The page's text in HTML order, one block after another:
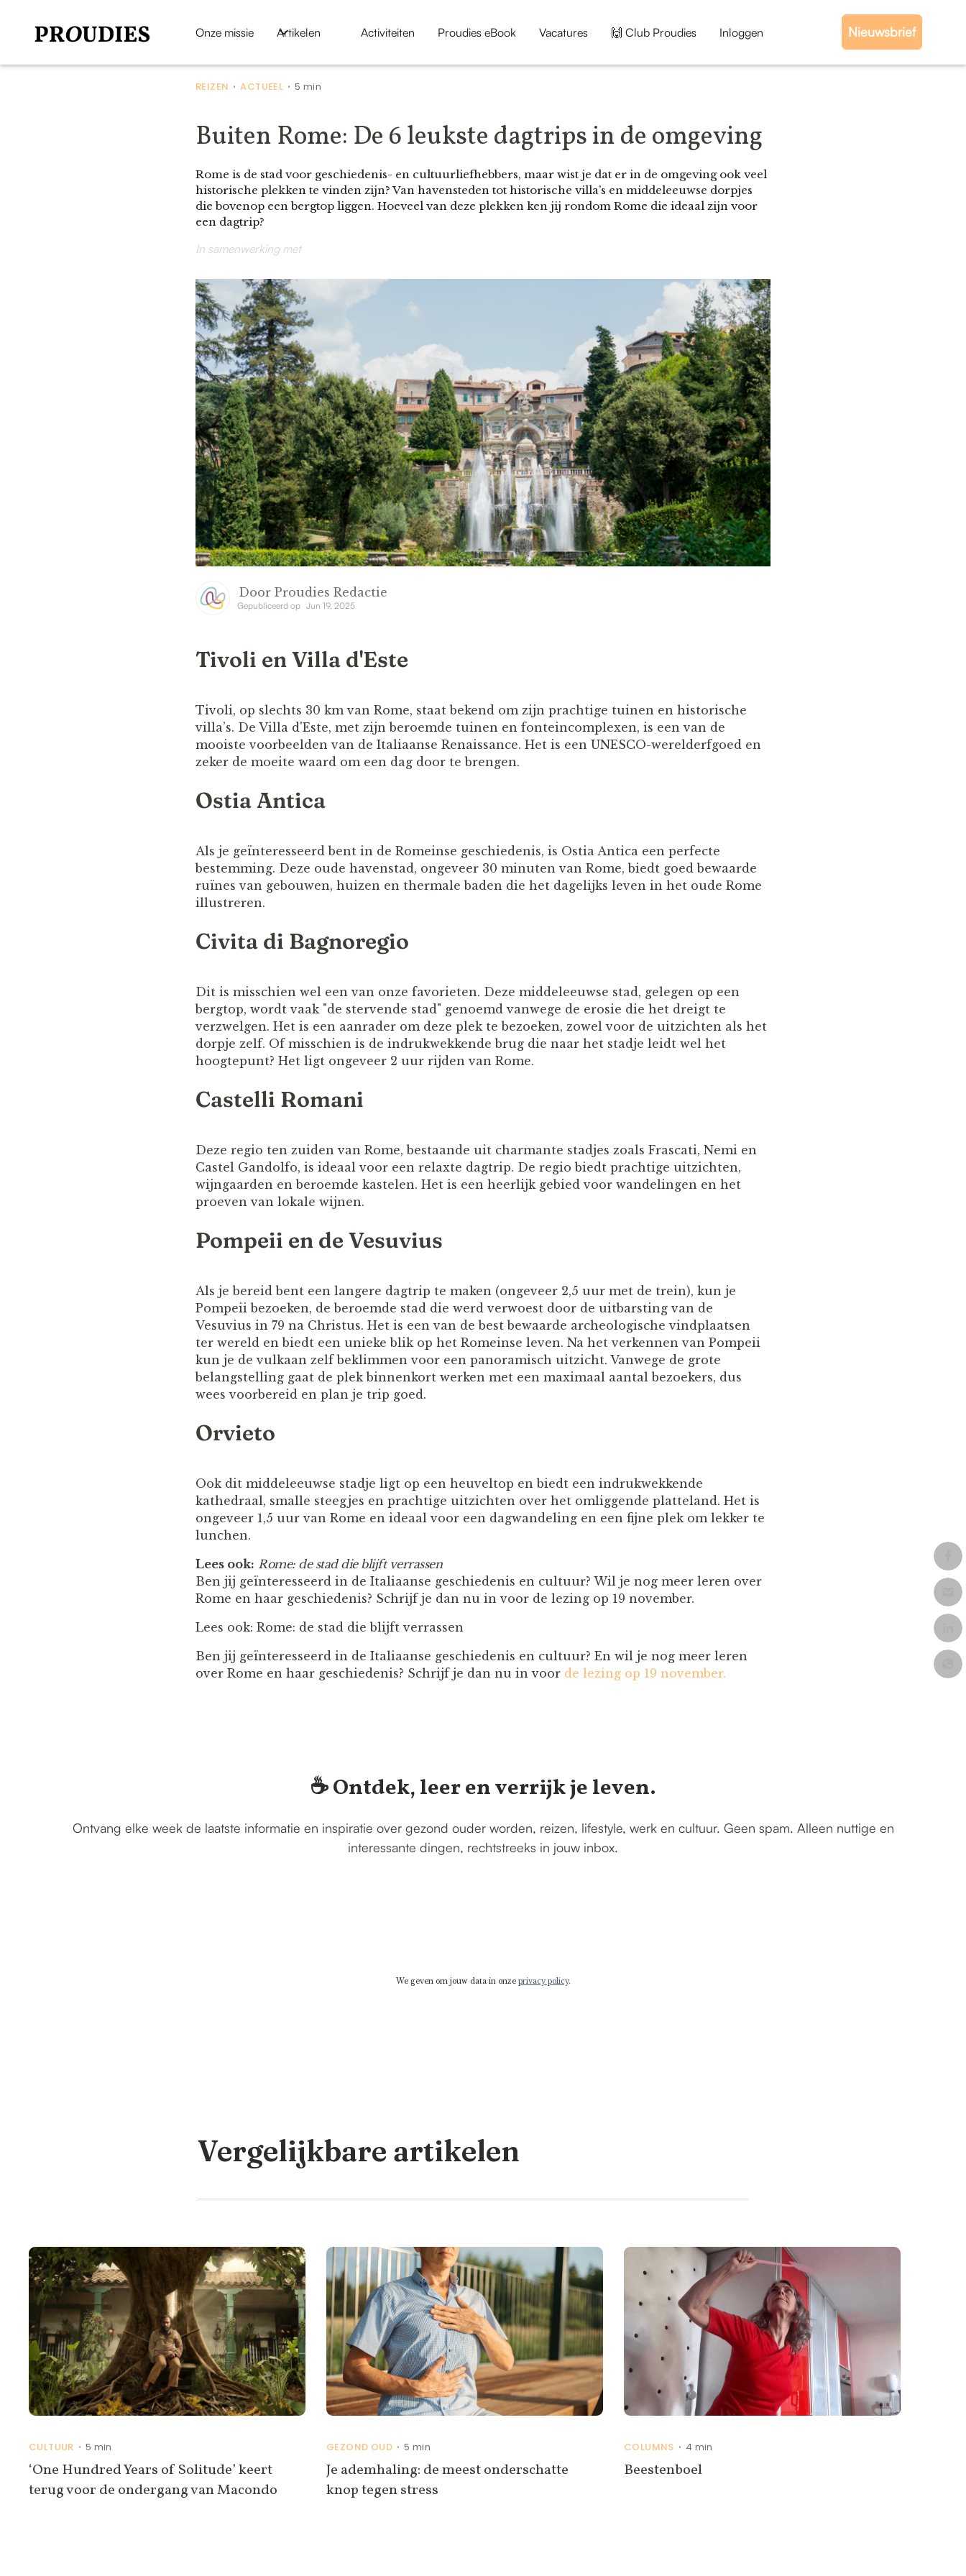
Onze missie Artikelen Activiteiten Proudies eBook Vacatures 🙌 Club Proudies Inloggen Nieuwsbrief
REIZEN •ACTUEEL •5 min
Buiten Rome: De 6 leukste dagtrips in de omgeving
Rome is de stad voor geschiedenis- en cultuurliefhebbers, maar wist je dat er in de omgeving ook veel
historische plekken te vinden zijn? Van havensteden tot historische villa’s en middeleeuwse dorpjes
die bovenop een bergtop liggen. Hoeveel van deze plekken ken jij rondom Rome die ideaal zijn voor
een dagtrip?
In samenwerking met
Door Proudies Redactie
Gepubliceerd op Jun 19, 2025
Tivoli en Villa d'Este
Tivoli, op slechts 30 km van Rome, staat bekend om zijn prachtige tuinen en historische
villa’s. De Villa d'Este, met zijn beroemde tuinen en fonteincomplexen, is een van de
mooiste voorbeelden van de Italiaanse Renaissance. Het is een UNESCO-werelderfgoed en
zeker de moeite waard om een dag door te brengen.
Ostia Antica
Als je geïnteresseerd bent in de Romeinse geschiedenis, is Ostia Antica een perfecte
bestemming. Deze oude havenstad, ongeveer 30 minuten van Rome, biedt goed bewaarde
ruïnes van gebouwen, huizen en thermale baden die het dagelijks leven in het oude Rome
illustreren.
Civita di Bagnoregio
Dit is misschien wel een van onze favorieten. Deze middeleeuwse stad, gelegen op een
bergtop, wordt vaak "de stervende stad" genoemd vanwege de erosie die het dreigt te
verzwelgen. Het is een aanrader om deze plek te bezoeken, zowel voor de uitzichten als het
dorpje zelf. Of misschien is de indrukwekkende brug die naar het stadje leidt wel het
hoogtepunt? Het ligt ongeveer 2 uur rijden van Rome.
Castelli Romani
Deze regio ten zuiden van Rome, bestaande uit charmante stadjes zoals Frascati, Nemi en
Castel Gandolfo, is ideaal voor een relaxte dagtrip. De regio biedt prachtige uitzichten,
wijngaarden en beroemde kastelen. Het is een heerlijk gebied voor wandelingen en het
proeven van lokale wijnen.
Pompeii en de Vesuvius
Als je bereid bent een langere dagtrip te maken (ongeveer 2,5 uur met de trein), kun je
Pompeii bezoeken, de beroemde stad die werd verwoest door de uitbarsting van de
Vesuvius in 79 na Christus. Het is een van de best bewaarde archeologische vindplaatsen
ter wereld en biedt een unieke blik op het Romeinse leven. Na het verkennen van Pompeii
kun je de vulkaan zelf beklimmen voor een panoramisch uitzicht. Vanwege de grote
belangstelling gaat de plek binnenkort werken met een maximaal aantal bezoekers, dus
wees voorbereid en plan je trip goed.
Orvieto
Ook dit middeleeuwse stadje ligt op een heuveltop en biedt een indrukwekkende
kathedraal, smalle steegjes en prachtige uitzichten over het omliggende platteland. Het is
ongeveer 1,5 uur van Rome en ideaal voor een dagwandeling en een fijne plek om lekker te
lunchen.
Lees ook: Rome: de stad die blijft verrassen
Ben jij geïnteresseerd in de Italiaanse geschiedenis en cultuur? Wil je nog meer leren over
Rome en haar geschiedenis? Schrijf je dan nu in voor de lezing op 19 november.
Lees ook: Rome: de stad die blijft verrassen
Ben jij geïnteresseerd in de Italiaanse geschiedenis en cultuur? En wil je nog meer leren
over Rome en haar geschiedenis? Schrijf je dan nu in voor de lezing op 19 november.
☕️ Ontdek, leer en verrijk je leven.
Ontvang elke week de laatste informatie en inspiratie over gezond ouder worden, reizen, lifestyle, werk en cultuur. Geen spam. Alleen nuttige en
interessante dingen, rechtstreeks in jouw inbox.
We geven om jouw data in onze privacy policy.
Vergelijkbare artikelen
CULTUUR • 5 min
‘One Hundred Years of Solitude’ keert
terug voor de ondergang van Macondo
GEZOND OUD• 5 min
Je ademhaling: de meest onderschatte
knop tegen stress
COLUMNS • 4 min
Beestenboel